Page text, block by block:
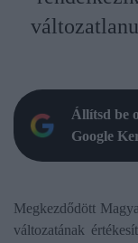
Állítsd be
Google
Megkezdődött
változatának